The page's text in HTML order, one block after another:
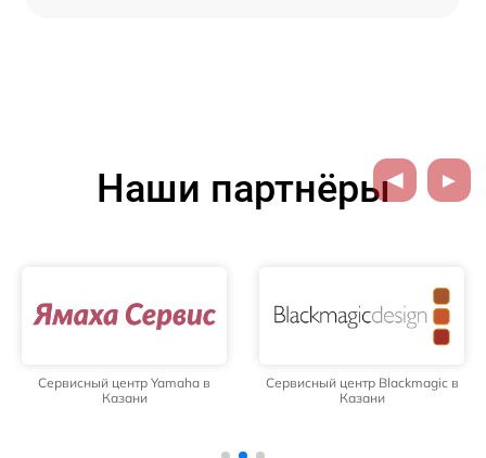
Наши партнёры
Сервисный центр Yamaha в
Казани
Сервисный центр Blackmagic в
Казани